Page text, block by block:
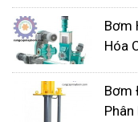
thiết bị phụ
Bơm
Hóa
Bơm